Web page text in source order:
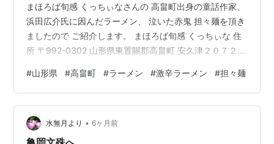
まほろば旬感 くっちぃなさんの 高畠町出身の童話作家、
浜田広介氏に因んだラーメン、 泣いた赤鬼 担々麺を頂き
ましたので ご紹介します。 まほろば旬感 くっちぃな 住
所 〒992-0302 山形県東置賜郡高畠町 安久津２０７２
道の駅たかはたに併設されています まほろば旬感 くっち
ぃなさん。 イタリア語で台所を表す クッチーナ(cucina)
と 置賜地域の方言で満腹の意" はらくっちぇな"とを掛け
合わせた フードコートになります。 本日は天気もよく
姪っ子・甥っ子に…
#山形県 #高畠町 #ラーメン #激辛ラーメン #担々麺
水無月より • 6ヶ月前